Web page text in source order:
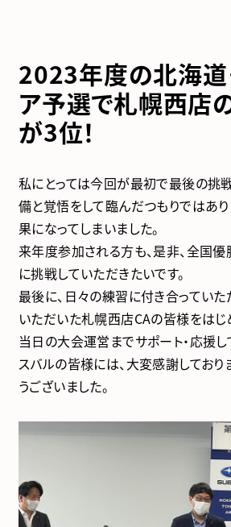
2023年度の北海道
ア予選で札幌西店
が3位！
私にとっては今回が最初で最後の挑
備と覚悟をして臨んだつもりではあ
果になってしまいました。
来年度参加される方も、是非、全国
に挑戦していただきたいです。
最後に、日々の練習に付き合っていた
いただいた札幌西店CAの皆様をはじ
当日の大会運営までサポート・応援
スバルの皆様には、大変感謝しており
うございました。